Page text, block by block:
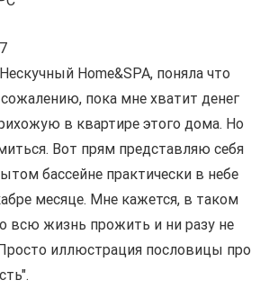
Home&SPA, поняла что
пока мне хватит денег
в квартире этого дома. Но
Вот прям представляю себя
бассейне практически в небе
месяце. Мне кажется, в таком
всю жизнь прожить и ни разу не
иллюстрация пословицы про